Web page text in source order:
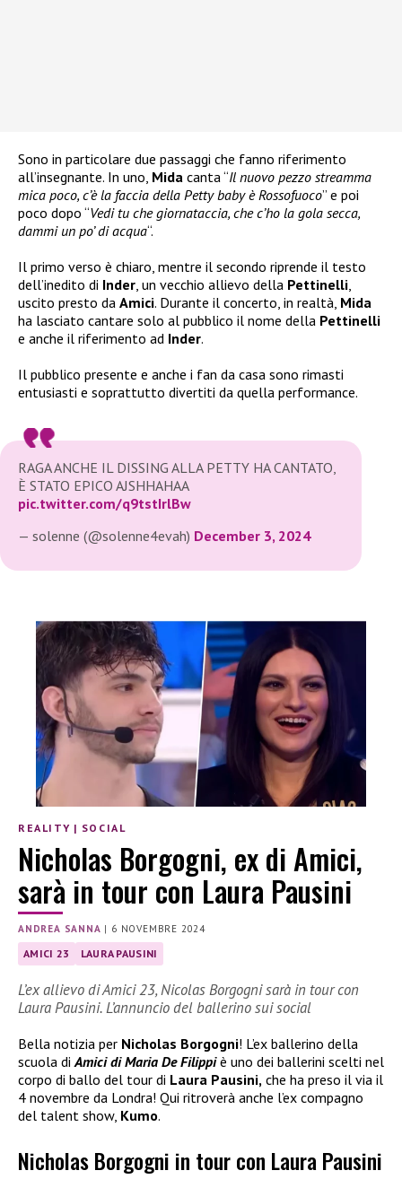
Sono in particolare due passaggi che fanno riferimento
all’insegnante. In uno, Mida canta “Il nuovo pezzo streamma
mica poco, c’è la faccia della Petty baby è Rossofuoco” e poi
poco dopo “Vedi tu che giornataccia, che c’ho la gola secca,
dammi un po’ di acqua“.
Il primo verso è chiaro, mentre il secondo riprende il testo
dell’inedito di Inder , un vecchio allievo della Pettinelli
uscito presto da Amici. Durante il concerto, in realtà, Mida
ha lasciato cantare solo al pubblico il nome della Pettinelli
e anche il riferimento ad Inder.
Il pubblico presente e anche i fan da casa sono rimasti
entusiasti e soprattutto divertiti da quella performance.
RAGA ANCHE IL DISSING ALLA PETTY HA CANTATO,
È STATO EPICO AJSHHAHAA
pic.twitter.com/q9tstIrlBw
— solenne (@solenne4evah) December 3, 2024
REALITY | SOCIAL
Nicholas Borgogni, ex di Amici,
sarà in tour con Laura Pausini
ANDREA SANNA | 6 NOVEMBRE 2024
AMICI 23 LAURA PAUSINI
L’ex allievo di Amici 23, Nicolas Borgogni sarà in tour con
Laura Pausini. L’annuncio del ballerino sui social
Bella notizia per Nicholas Borgogni! L’ex ballerino della
scuola di Amici di Maria De Filippiè uno dei ballerini scelti nel
corpo di ballo del tour di Laura Pausini, che ha preso il via il
4 novembre da Londra! Qui ritroverà anche l’ex compagno
del talent show, Kumo.
Nicholas Borgogni in tour con Laura Pausini